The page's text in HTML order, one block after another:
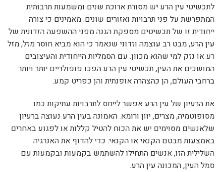
לתכשיטי עין הרע יש מסורת ארוכת שנים ומשמעות תרבותית
המתפרשת על פני תרבויות ואזורים שונים. מאמינים כי צורה
ייחודית זו של תכשיטים מספקת הגנה מפני ההשפעה הזדונית של
עין הרע, מבט רב עוצמה וזדוני שנאמר כי הוא מביא חוסר מזל, מזל
רע או נזק למי שהוא מכוון. עם הסמליות הייחודית והעיצובים
המושכים את העין, תכשיטי עין הרע הפכו פופולריים יותר ויותר
ברחבי העולם, הן כהצהרה אופנתית והן כפריט קמע.
את הרעיון של עין הרע אפשר לייחס לתרבויות עתיקות כמו
מסופוטמיה, מצרים, יוון ורומא. האמונה בעין הרע נעוצה ברעיון
שלאנשים מסוימים יש את הכוח להטיל קללות או לפגוע באחרים
באמצעות מבטם הקנאי או הקנאי. כדי להדוף את האנרגיה
השלילית הזו, אנשים התחילו להשתמש בקמעות ובקמעות עם
סמל העין, המכונה עין הרע.